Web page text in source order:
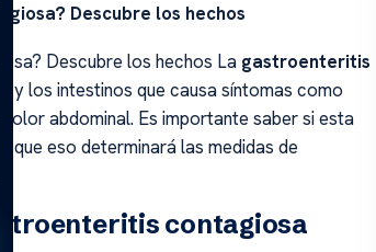
Descubre los hechos
Descubre los hechos La gastroenteritis
y los intestinos que causa síntomas como
dolor abdominal. Es importante saber si esta
que eso determinará las medidas de
contagiosa